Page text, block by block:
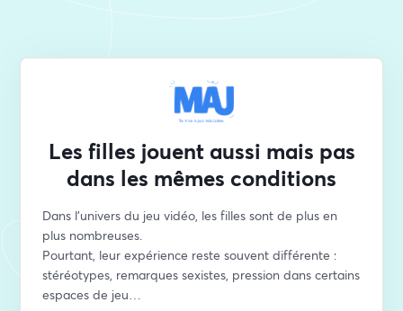
Les filles jouent aussi mais pas
dans les mêmes conditions
Dans l’univers du jeu vidéo, les filles sont de plus en
plus nombreuses.
Pourtant, leur expérience reste souvent différente :
stéréotypes, remarques sexistes, pression dans certains
espaces de jeu…